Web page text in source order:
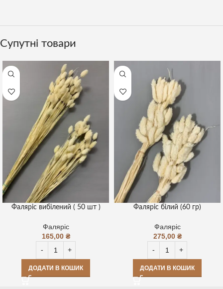
Супутні товари
Фаляріс вибілений ( 50 шт )
Фаляріс
165,00 ₴
ДОДАТИ В КОШИК
Фаляріс білий (60 гр)
Фаляріс
275,00 ₴
ДОДАТИ В КОШИК